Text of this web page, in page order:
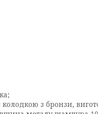
з бронзи,